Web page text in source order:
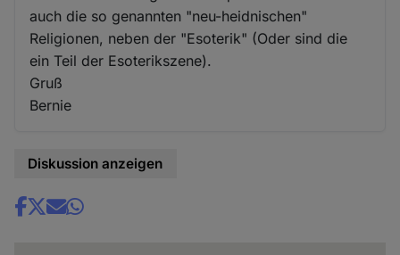
auch die so genannten "neu-heidnischen"
Religionen, neben der "Esoterik" (Oder sind die
ein Teil der Esoterikszene).
Gruß
Bernie
Diskussion anzeigen
Share